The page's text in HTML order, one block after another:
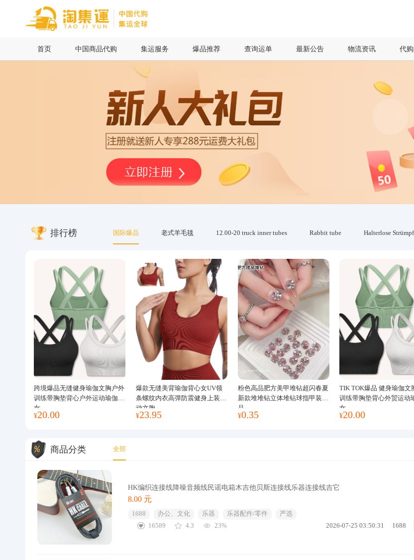
首页 中国商品代购 集运服务 爆品推荐 查询运单 最新公告 物流资讯 代
排行榜 国际爆品 老式羊毛毯 12.00-20 truck inner tubes Rabbit tube Halterlose
跨境爆品无缝健身瑜伽文胸户外
训练带胸垫背心户外运动瑜伽服
女
¥20.00
爆款无缝美背瑜伽背心女UV领
条螺纹内衣高弹防震健身上装运
动文胸
¥23.95
粉色高品肥方美甲堆钻超闪春夏
新款堆堆钻立体堆钻球指甲装饰
品
¥0.35
TIK TOK爆品 健身瑜伽文
训练带胸垫背心外贸运动
女
¥20.00
商品分类 全部
HK编织连接线降噪音频线民谣电箱木吉他贝斯连接线乐器连接线吉它
8.00 元
1688 办公、文化 乐器 乐器配件/零件
严选
16589
4.3 23% 2026-07-25 03:50:31 1688